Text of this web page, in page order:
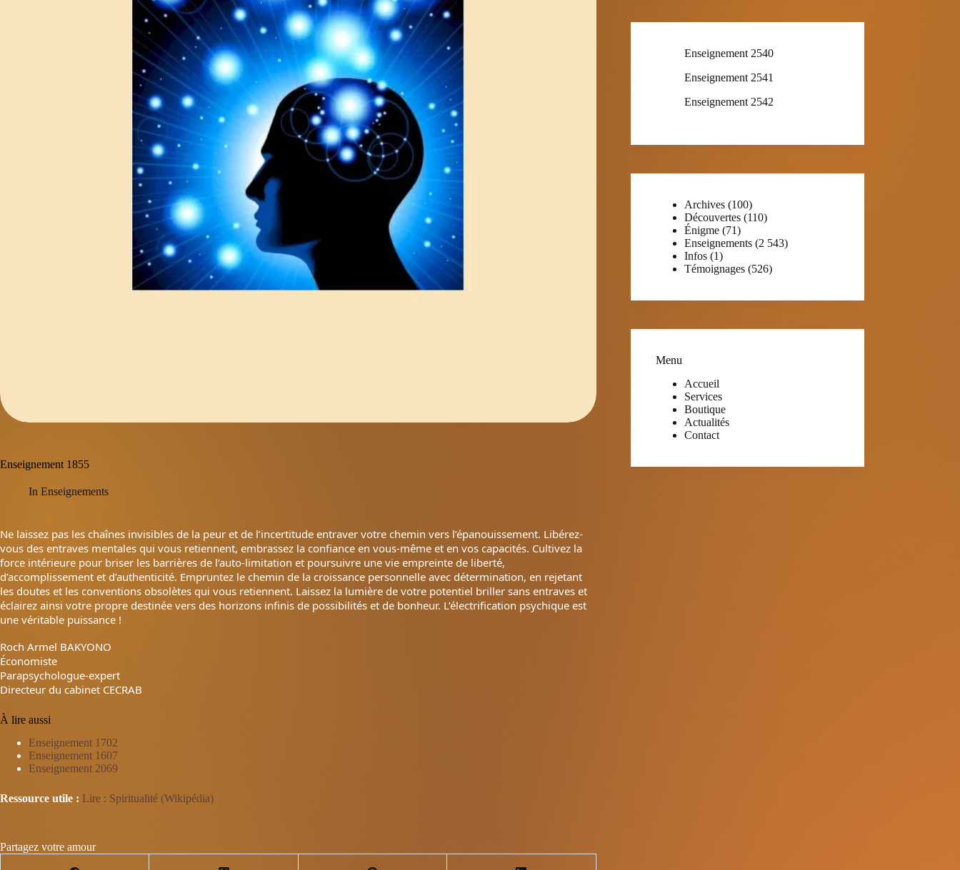
Enseignement 1855
In Enseignements
Ne laissez pas les chaînes invisibles de la peur et de l’incertitude entraver votre chemin vers l’épanouissement. Libérez-
vous des entraves mentales qui vous retiennent, embrassez la confiance en vous-même et en vos capacités. Cultivez la
force intérieure pour briser les barrières de l’auto-limitation et poursuivre une vie empreinte de liberté,
d’accomplissement et d’authenticité. Empruntez le chemin de la croissance personnelle avec détermination, en rejetant
les doutes et les conventions obsolètes qui vous retiennent. Laissez la lumière de votre potentiel briller sans entraves et
éclairez ainsi votre propre destinée vers des horizons infinis de possibilités et de bonheur. L’électrification psychique est
une véritable puissance !
Roch Armel BAKYONO
Économiste
Parapsychologue-expert
Directeur du cabinet CECRAB
À lire aussi
Enseignement 1702
Enseignement 1607
Enseignement 2069
Ressource utile : Lire : Spiritualité (Wikipédia)
Partagez votre amour
Enseignement 2540
Enseignement 2541
Enseignement 2542
Archives (100)
Découvertes (110)
Énigme (71)
Enseignements (2 543)
Infos (1)
Témoignages (526)
Menu
Accueil
Services
Boutique
Actualités
Contact